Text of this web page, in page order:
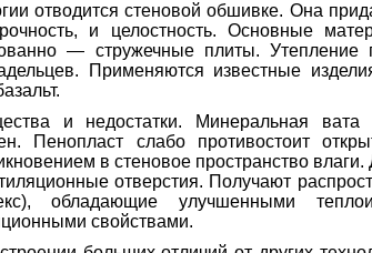
отводится стеновой обшивке. Она
и целостность. Основные
— стружечные плиты. Утепление
Применяются известные
и недостатки. Минеральная
Пенопласт слабо противостоит
в стеновое пространство
отверстия. Получают
обладающие улучшенными
свойствами.